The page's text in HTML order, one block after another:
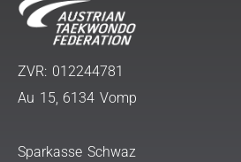
ZVR: 012244781
Au 15, 6134 Vomp
Sparkasse Schwaz